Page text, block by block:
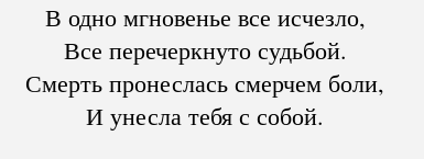
В одно мгновенье все исчезло,
Все перечеркнуто судьбой.
Смерть пронеслась смерчем боли,
И унесла тебя с собой.